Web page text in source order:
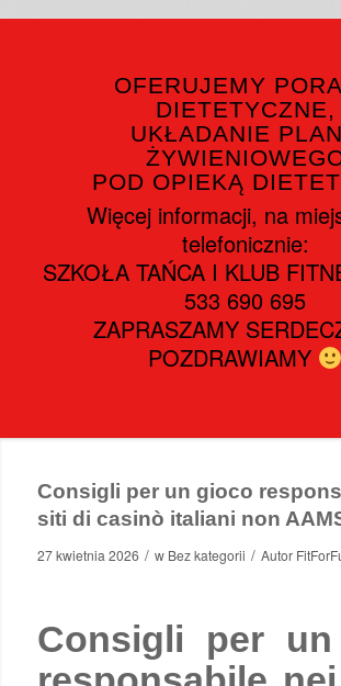
OFERUJEMY
DIETETYCZNE,
UKŁADANIE
POD OPIEKĄ
Więcej informacji, na
telefonicznie:
SZKOŁA TAŃCA I KLUB
533 690 695
ZAPRASZAMY
POZDRAWIAMY
Consigli per un gioco
siti di casinò italiani non
27 kwietnia 2026 / w Bez kategorii / Autor
Consigli per